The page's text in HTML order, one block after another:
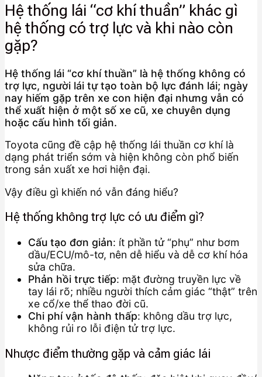
Hệ thống lái “cơ khí thuần” khác gì
hệ thống có trợ lực và khi nào còn
gặp?
Hệ thống lái “cơ khí thuần” là hệ thống không có
trợ lực, người lái tự tạo toàn bộ lực đánh lái; ngày
nay hiếm gặp trên xe con hiện đại nhưng vẫn có
thể xuất hiện ở một số xe cũ, xe chuyên dụng
hoặc cấu hình tối giản.
Toyota cũng đề cập hệ thống lái thuần cơ khí là
dạng phát triển sớm và hiện không còn phổ biến
trong sản xuất xe hơi hiện đại.
Vậy điều gì khiến nó vẫn đáng hiểu?
Hệ thống không trợ lực có ưu điểm gì?
Cấu tạo đơn giản: ít phần tử “phụ” như bơm
dầu/ECU/mô-tơ, nên dễ hiểu và dễ cơ khí hóa
sửa chữa.
Phản hồi trực tiếp: mặt đường truyền lực về
tay lái rõ; nhiều người thích cảm giác “thật” trên
xe cổ/xe thể thao đời cũ.
Chi phí vận hành thấp: không dầu trợ lực,
không rủi ro lỗi điện tử trợ lực.
Nhược điểm thường gặp và cảm giác lái